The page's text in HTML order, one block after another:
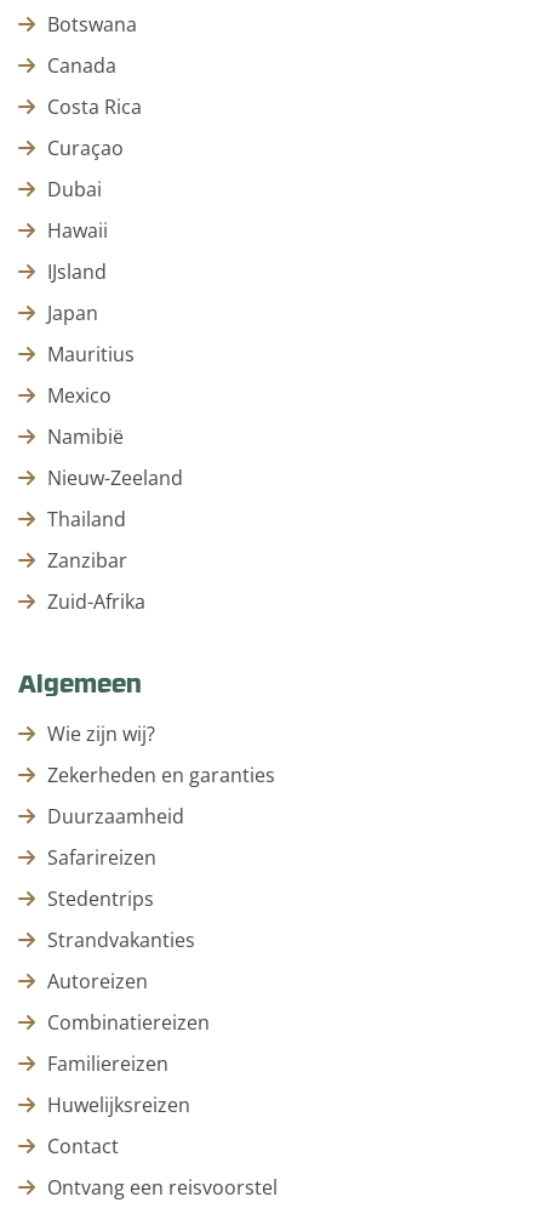
Botswana
Canada
Costa Rica
Curaçao
Dubai
Hawaii
IJsland
Japan
Mauritius
Mexico
Namibië
Nieuw-Zeeland
Thailand
Zanzibar
Zuid-Afrika
Algemeen
Wie zijn wij?
Zekerheden en garanties
Duurzaamheid
Safarireizen
Stedentrips
Strandvakanties
Autoreizen
Combinatiereizen
Familiereizen
Huwelijksreizen
Contact
Ontvang een reisvoorstel